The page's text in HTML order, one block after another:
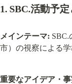
1. SBC.活動予定
メインテーマ:
市）の視察による
重要なアイデア・